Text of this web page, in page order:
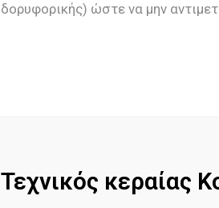
δορυφορικής) ώστε να μην
Τεχνικός κεραίας